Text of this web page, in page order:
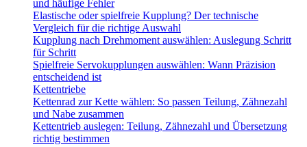
und häufige Fehler
Elastische oder spielfreie Kupplung? Der technische
Vergleich für die richtige Auswahl
Kupplung nach Drehmoment auswählen: Auslegung Schritt
für Schritt
Spielfreie Servokupplungen auswählen: Wann Präzision
entscheidend ist
Kettentriebe
Kettenrad zur Kette wählen: So passen Teilung, Zähnezahl
und Nabe zusammen
Kettentrieb auslegen: Teilung, Zähnezahl und Übersetzung
richtig bestimmen